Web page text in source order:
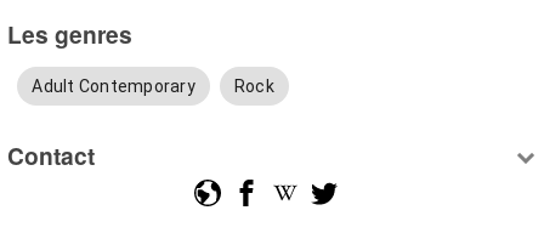
Les genres
Adult Contemporary Rock
Contact